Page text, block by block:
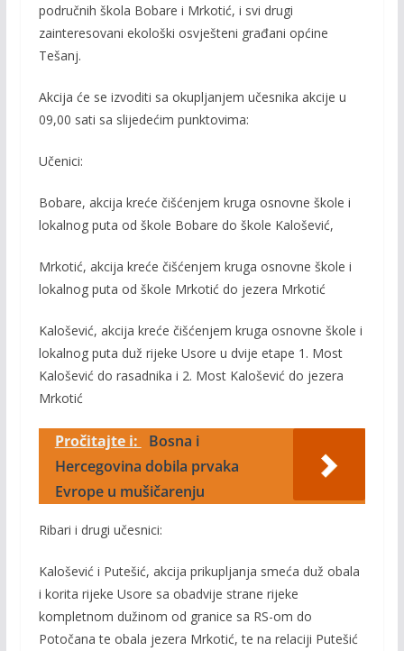
područnih škola Bobare i Mrkotić, i svi drugi
zainteresovani ekološki osvješteni građani općine
Tešanj.
Akcija će se izvoditi sa okupljanjem učesnika akcije u
09,00 sati sa slijedećim punktovima:
Učenici:
Bobare, akcija kreće čišćenjem kruga osnovne škole i
lokalnog puta od škole Bobare do škole Kalošević,
Mrkotić, akcija kreće čišćenjem kruga osnovne škole i
lokalnog puta od škole Mrkotić do jezera Mrkotić
Kalošević, akcija kreće čišćenjem kruga osnovne škole i
lokalnog puta duž rijeke Usore u dvije etape 1. Most
Kalošević do rasadnika i 2. Most Kalošević do jezera
Mrkotić
Pročitajte i:
Bosna i
Hercegovina dobila prvaka
Evrope u mušičarenju
Ribari i drugi učesnici:
Kalošević i Putešić, akcija prikupljanja smeća duž obala
i korita rijeke Usore sa obadvije strane rijeke
kompletnom dužinom od granice sa RS-om do
Potočana te obala jezera Mrkotić, te na relaciji Putešić